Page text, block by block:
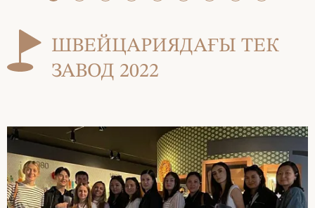
ШВЕЙЦАРИЯДАҒЫ ТЕК
ЗАВОД 2022